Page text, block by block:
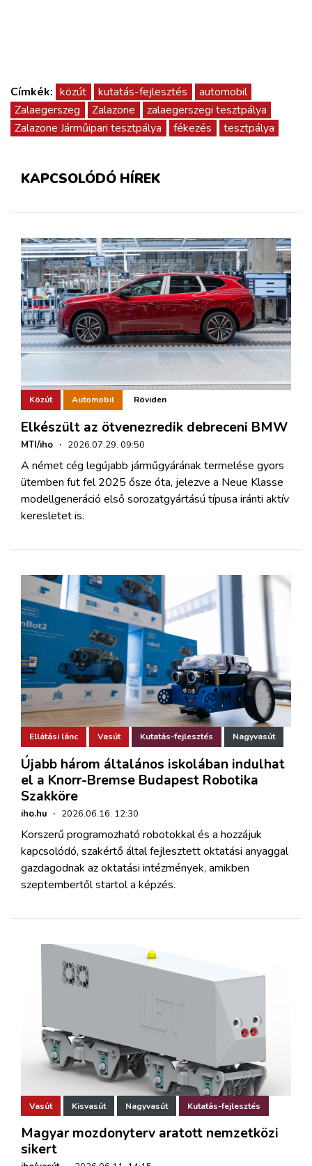
Címkék: közút kutatás-fejlesztés
automobil
Zalaegerszeg
Zalazone
zalaegerszegi tesztpálya
Zalazone Járműipari tesztpálya
fékezés tesztpálya
KAPCSOLÓDÓ HÍREK
Közút Automobil Röviden
Elkészült az ötvenezredik debreceni BMW
MTI/iho · 2026.07.29. 09:50
A német cég legújabb járműgyárának termelése gyors
ütemben fut fel 2025 ősze óta, jelezve a Neue Klasse
modellgeneráció első sorozatgyártású típusa iránti aktív
keresletet is.
Ellátási lánc Vasút Kutatás-fejlesztés Nagyvasút
Újabb három általános iskolában indulhat
el a Knorr-Bremse Budapest Robotika
Szakköre
iho.hu · 2026.06.16. 12:30
Korszerű programozható robotokkal és a hozzájuk
kapcsolódó, szakértő által fejlesztett oktatási anyaggal
gazdagodnak az oktatási intézmények, amikben
szeptembertől startol a képzés.
Vasút Kisvasút Nagyvasút Kutatás-fejlesztés
Magyar mozdonyterv aratott nemzetközi
sikert